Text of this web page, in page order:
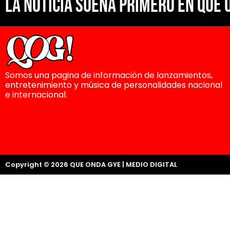
La noticia suena primero en Que
Somos una pagina de información de lanzamientos,
entretenimiento y música de personalidades nacional
e internacional.
Copyright © 2026 QUE ONDA GYE | MEDIO DIGITAL